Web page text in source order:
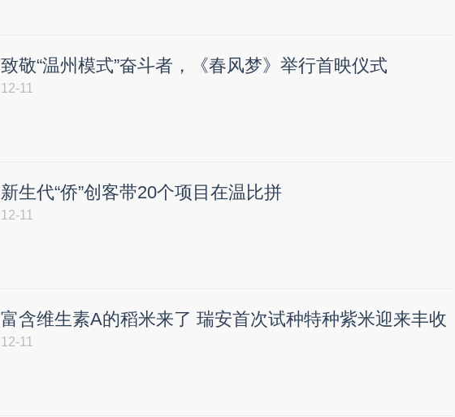
致敬“温州模式”奋斗者，《春风梦》举行首映仪式
12-11
新生代“侨”创客带20个项目在温比拼
12-11
富含维生素A的稻米来了 瑞安首次试种特种紫米迎来丰收
12-11